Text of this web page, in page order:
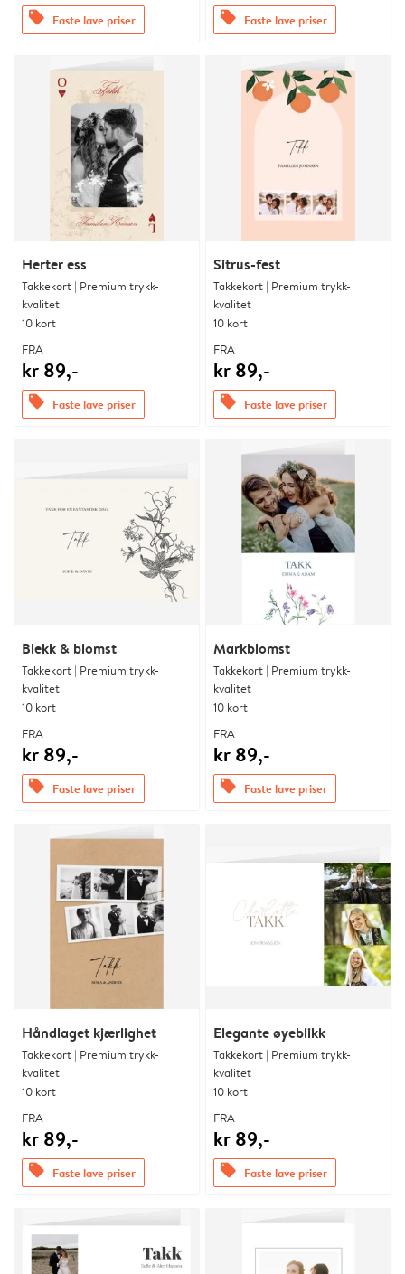
offers Faste lave priser offers Faste lave priser
Herter ess
Takkekort | Premium trykk-
kvalitet
10 kort
FRA
kr 89,-
offers Faste lave priser
Sitrus-fest
Takkekort | Premium trykk-
kvalitet
10 kort
FRA
kr 89,-
offers Faste lave priser
Blekk & blomst
Takkekort | Premium trykk-
kvalitet
10 kort
FRA
kr 89,-
offers Faste lave priser
Markblomst
Takkekort | Premium trykk-
kvalitet
10 kort
FRA
kr 89,-
offers Faste lave priser
Håndlaget kjærlighet
Takkekort | Premium trykk-
kvalitet
10 kort
FRA
kr 89,-
offers Faste lave priser
Elegante øyeblikk
Takkekort | Premium trykk-
kvalitet
10 kort
FRA
kr 89,-
offers Faste lave priser